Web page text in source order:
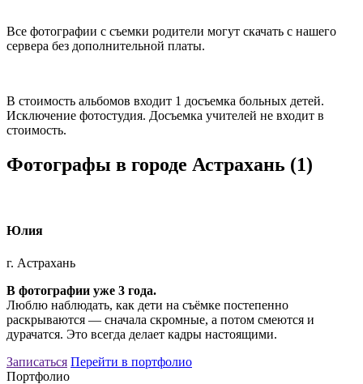
Все фотографии с съемки родители могут скачать с нашего
сервера без дополнительной платы.
В стоимость альбомов входит 1 досъемка больных детей.
Исключение фотостудия. Досъемка учителей не входит в
стоимость.
Фотографы в городе Астрахань (1)
Юлия
г. Астрахань
В фотографии уже 3 года.
Люблю наблюдать, как дети на съёмке постепенно
раскрываются — сначала скромные, а потом смеются и
дурачатся. Это всегда делает кадры настоящими.
Записаться Перейти в портфолио
Портфолио